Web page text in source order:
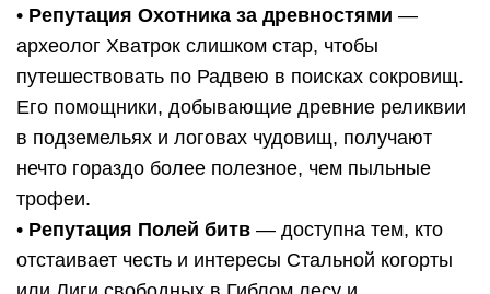
• Репутация Охотника за древностями —
археолог Хватрок слишком стар, чтобы
путешествовать по Радвею в поисках сокровищ.
Его помощники, добывающие древние реликвии
в подземельях и логовах чудовищ, получают
нечто гораздо более полезное, чем пыльные
трофеи.
• Репутация Полей битв — доступна тем, кто
отстаивает честь и интересы Стальной когорты